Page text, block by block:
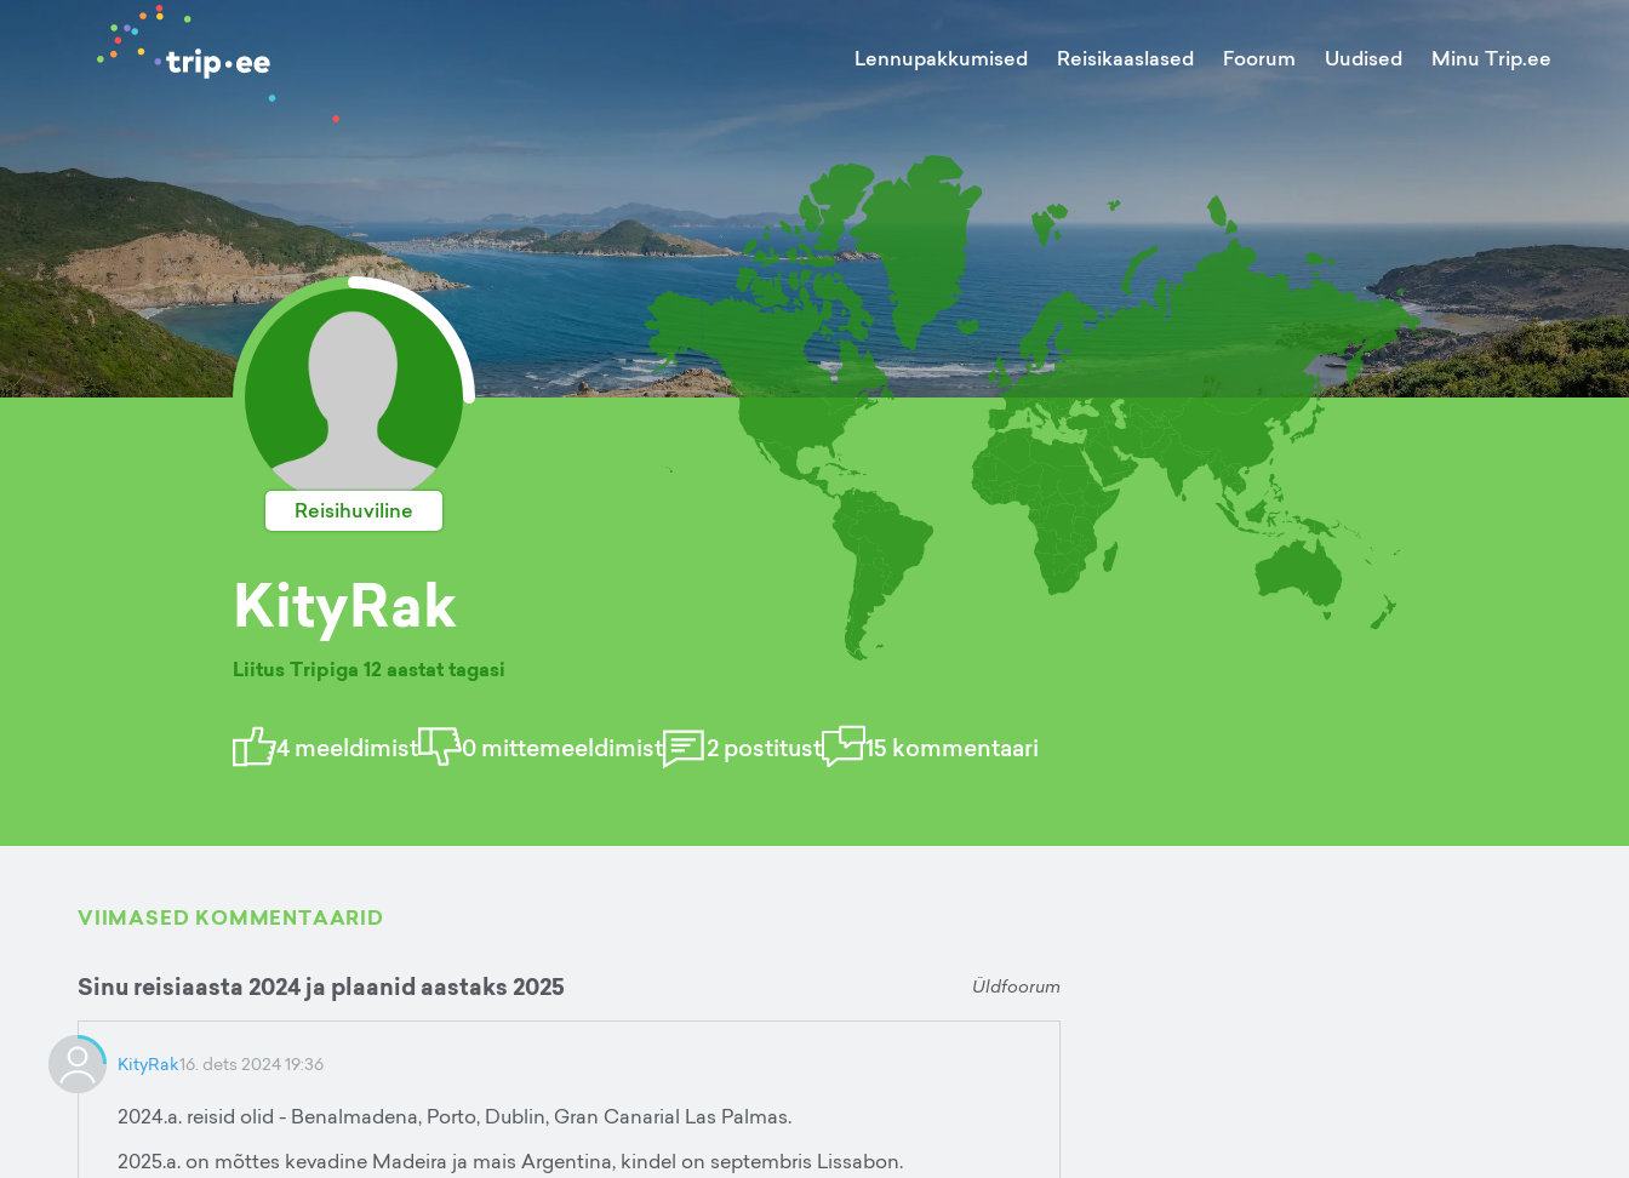
Lennupakkumised Reisikaaslased Foorum Uudised Minu Trip.ee
Reisihuviline
KityRak
Liitus Tripiga 12 aastat tagasi
4meeldimist 0mittemeeldimist 2postitust 15 kommentaari
VIIMASED KOMMENTAARID
Sinu reisiaasta 2024 ja plaanid aastaks 2025 Üldfoorum
KityRak16. dets 2024 19:36
2024.a. reisid olid - Benalmadena, Porto, Dublin, Gran Canarial Las Palmas.
2025.a. on mõttes kevadine Madeira ja mais Argentina, kindel on septembris Lissabon.